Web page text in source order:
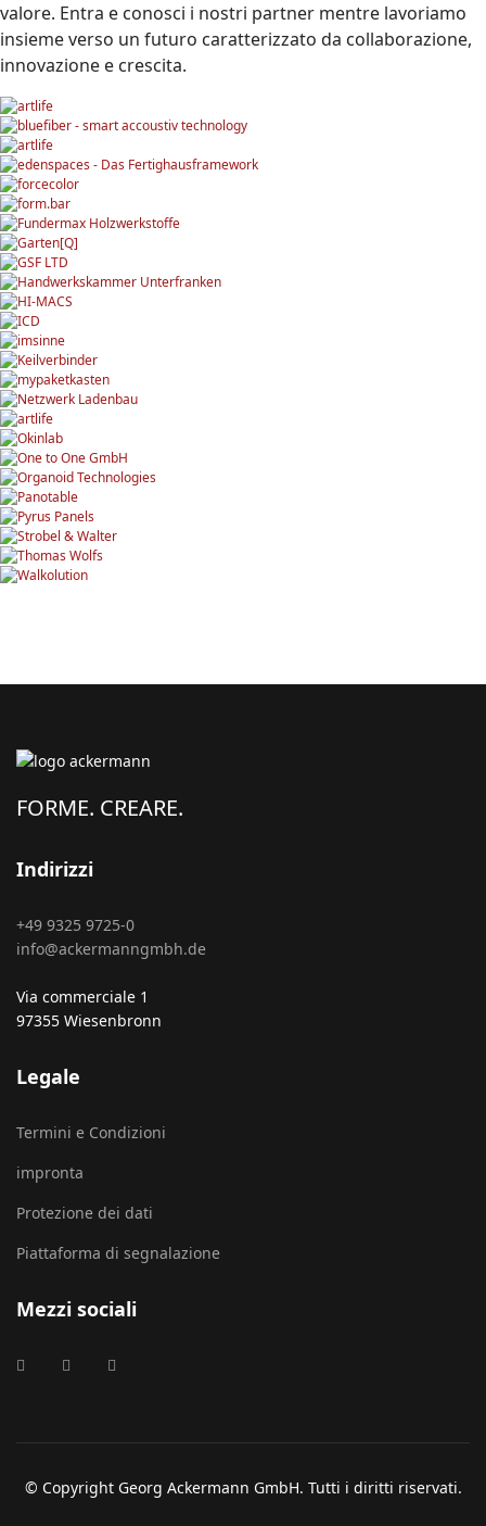
valore. Entra e conosci i nostri partner mentre lavoriamo
insieme verso un futuro caratterizzato da collaborazione,
innovazione e crescita.
FORME. CREARE.
Indirizzi
+49 9325 9725-0
info@ackermanngmbh.de
Via commerciale 1
97355 Wiesenbronn
Legale
Termini e Condizioni
impronta
Protezione dei dati
Piattaforma di segnalazione
Mezzi sociali
© Copyright Georg Ackermann GmbH. Tutti i diritti riservati.